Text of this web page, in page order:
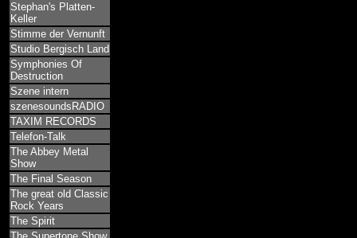
Stephan's Platten-
Keller
Stimme der Vernunft
Studio Bergisch Land
Symphonies Of
Destruction
Szene intern
szenesoundsRADIO
TAXIM RECORDS
Telefon-Talk
The Abbey Metal
Show
The Final Season
The great old Classic
Rock Years
The Spirit